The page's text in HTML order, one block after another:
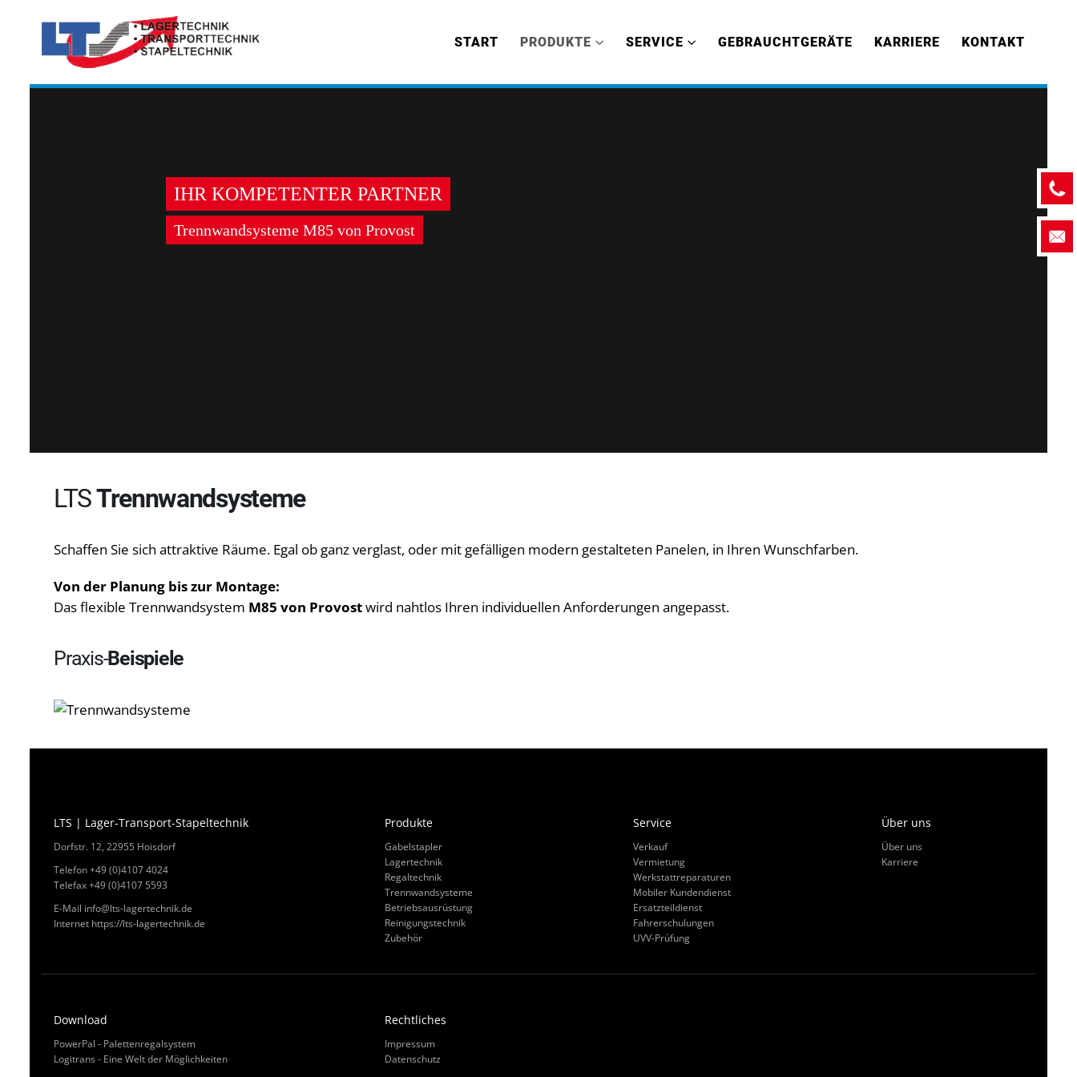
START PRODUKTE SERVICE GEBRAUCHTGERÄTE KARRIERE KONTAKT
Trennwandsysteme M85 von Provost
IHR KOMPETENTER PARTNER
LTSTrennwandsysteme
Schaffen Sie sich attraktive Räume. Egal ob ganz verglast, oder mit gefälligen modern gestalteten Panelen, in Ihren Wunschfarben.
Von der Planung bis zur Montage:
Das flexible Trennwandsystem M85 von Provostwird nahtlos Ihren individuellen Anforderungen angepasst.
Praxis-Beispiele
LTS | Lager-Transport-Stapeltechnik
Dorfstr. 12, 22955 Hoisdorf
Telefon +49 (0)4107 4024
Telefax +49 (0)4107 5593
E-Mail info@lts-lagertechnik.de
Internet https://lts-lagertechnik.de
Produkte
Gabelstapler
Lagertechnik
Regaltechnik
Trennwandsysteme
Betriebsausrüstung
Reinigungstechnik
Zubehör
Service
Verkauf
Vermietung
Werkstattreparaturen
Mobiler Kundendienst
Ersatzteildienst
Fahrerschulungen
UVV-Prüfung
Über uns
Über uns
Karriere
Download
PowerPal - Palettenregalsystem
Logitrans - Eine Welt der Möglichkeiten
Rechtliches
Impressum
Datenschutz